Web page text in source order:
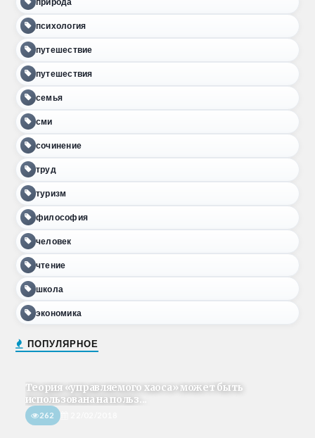
психология
путешествие
путешествия
семья
сми
сочинение
труд
туризм
философия
человек
чтение
школа
экономика
ПОПУЛЯРНОЕ
Теория «управляемого хаоса» может быть
использована на польз...
262